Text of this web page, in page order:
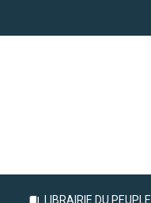
LIBRAIRIE DU PEUPLE